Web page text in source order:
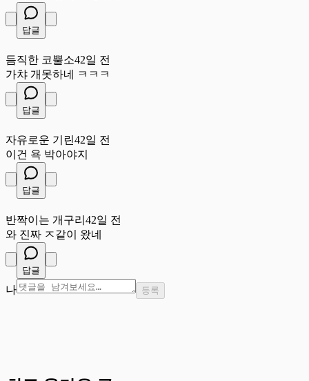
답글
듬직한 코뿔소42일 전
가챠 개못하네 ㅋㅋㅋ
답글
자유로운 기린42일 전
이건 욕 박아야지
답글
반짝이는 개구리 42일 전
와 진짜 ㅈ같이 왔네
답글
나 등록